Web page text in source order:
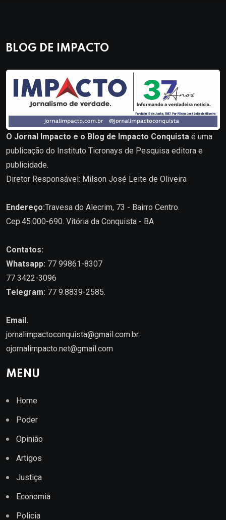
BLOG DE IMPACTO
O Jornal Impacto e o Blog de Impacto Conquista é uma
publicação do Instituto Ticronays de Pesquisa editora e
publicidade.
Diretor Responsável: Milson José Leite de Oliveira
Endereço:Travesa do Alecrim, 73 - Bairro Centro.
Cep.45.000-690. Vitória da Conquista - BA
Contatos:
Whatsapp: 77 99861-8307
77 3422-3096
Telegram: 77 9.8839-2585.
Email.
jornalimpactoconquista@gmail.com.br.
ojornalimpacto.net@gmail.com
MENU
Home
Poder
Opinião
Artigos
Justiça
Economia
Policia